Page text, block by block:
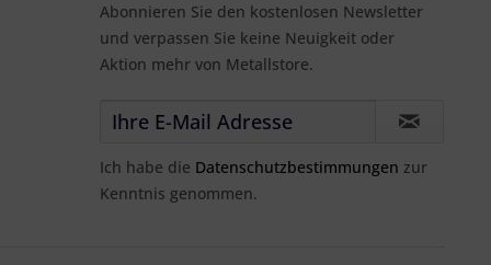
Abonnieren Sie den kostenlosen Newsletter
und verpassen Sie keine Neuigkeit oder
Aktion mehr von Metallstore.
Ich habe die Datenschutzbestimmungen zur
Kenntnis genommen.